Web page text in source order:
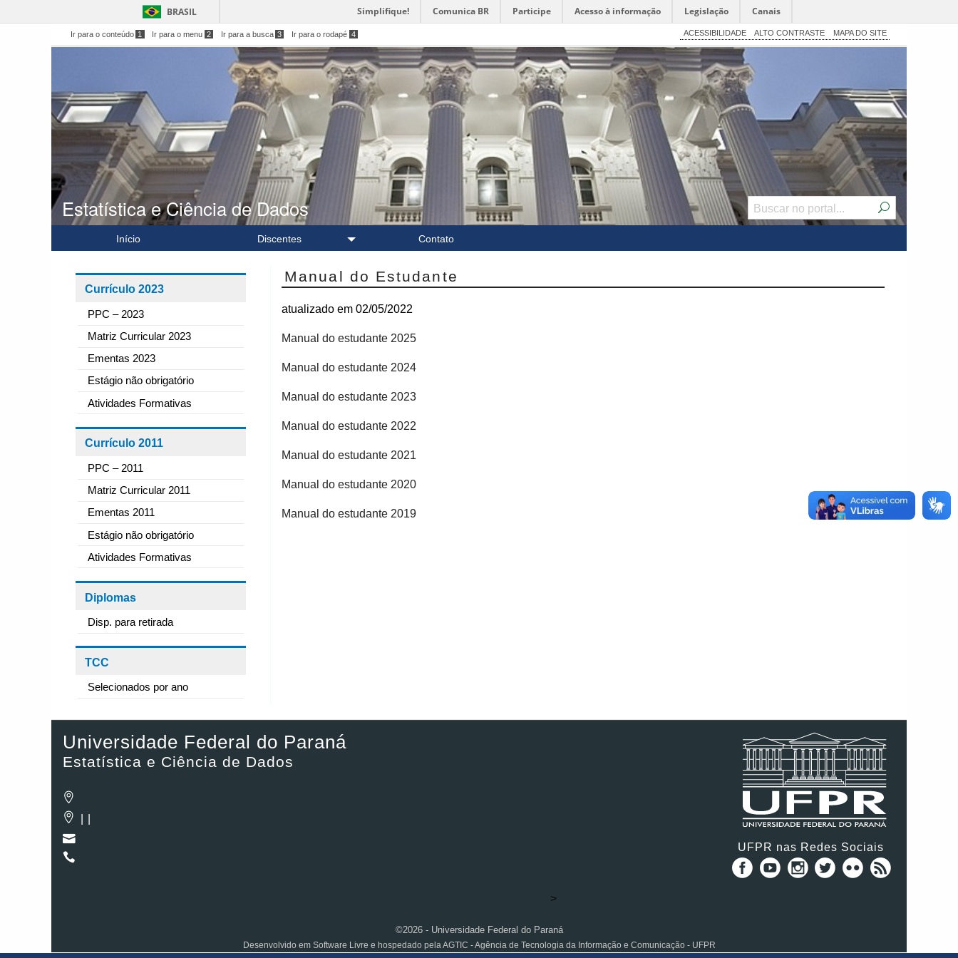
BRASIL Simplifique! Comunica BR Participe Acesso à informação Legislação Canais
Ir para o conteúdo 1 Ir para o menu 2 Ir para a busca 3 Ir para o rodapé 4 ACESSIBILIDADE ALTO CONTRASTE MAPA DO SITE
Estatística e Ciência de Dados
Início Discentes Contato
Currículo 2023
PPC – 2023
Matriz Curricular 2023
Ementas 2023
Estágio não obrigatório
Atividades Formativas
Currículo 2011
PPC – 2011
Matriz Curricular 2011
Ementas 2011
Estágio não obrigatório
Atividades Formativas
Diplomas
Disp. para retirada
TCC
Selecionados por ano
Manual do Estudante
atualizado em 02/05/2022
Manual do estudante 2025
Manual do estudante 2024
Manual do estudante 2023
Manual do estudante 2022
Manual do estudante 2021
Manual do estudante 2020
Manual do estudante 2019
Universidade Federal do Paraná
Estatística e Ciência de Dados
UFPR nas Redes Sociais
>
©2026 - Universidade Federal do Paraná
Desenvolvido em Software Livre e hospedado pela AGTIC - Agência de Tecnologia da Informação e Comunicação - UFPR